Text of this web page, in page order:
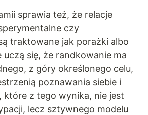
sprawia też, że relacje
czy
traktowane jak porażki albo
uczą się, że randkowanie ma
z góry określonego celu,
poznawania siebie i
które z tego wynika, nie jest
lecz sztywnego modelu